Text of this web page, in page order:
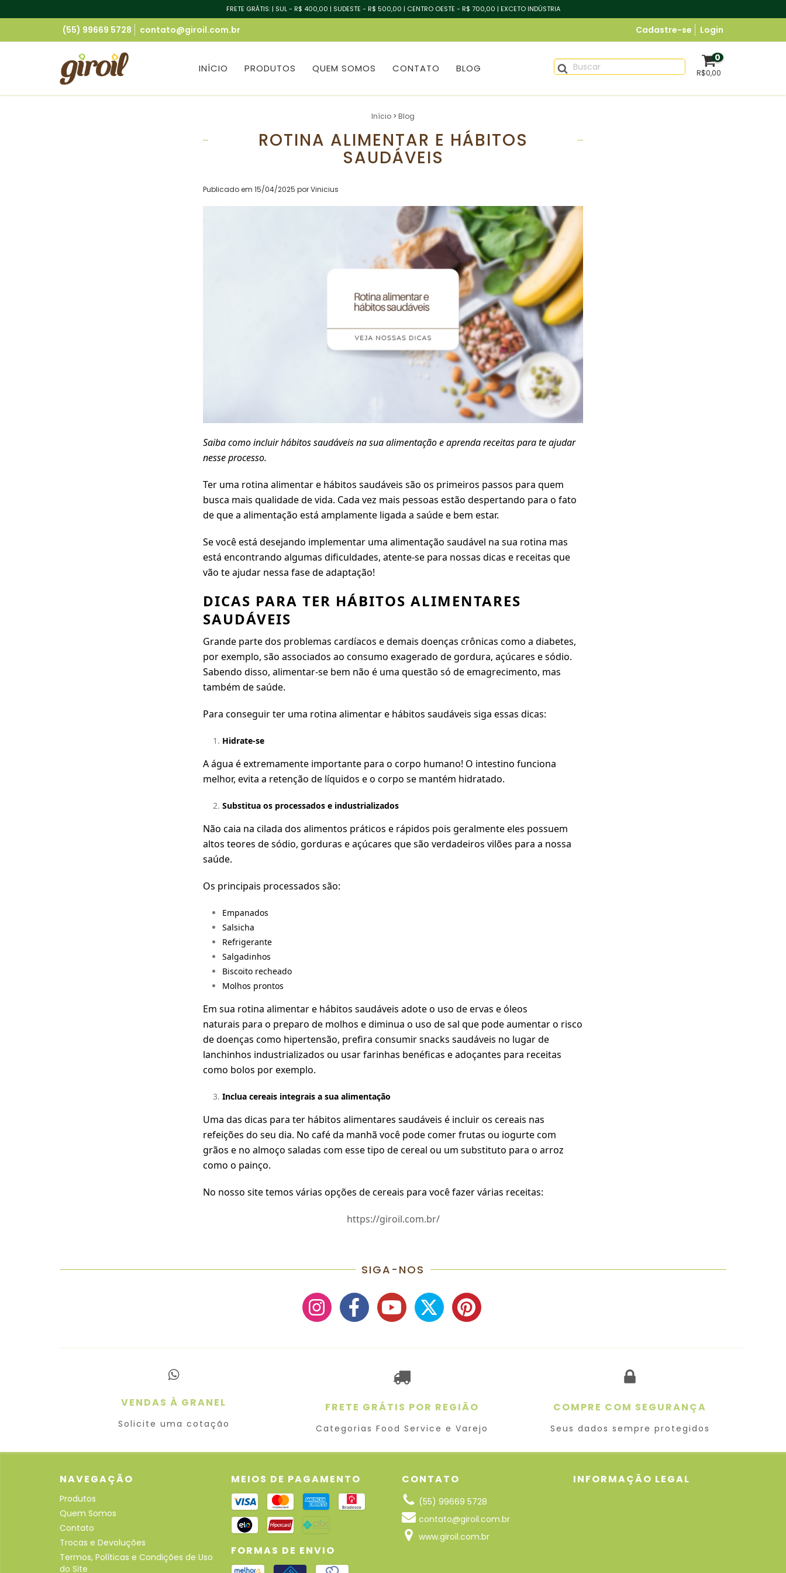
FRETE GRÁTIS: | SUL - R$ 400,00 | SUDESTE - R$ 500,00 | CENTRO OESTE - R$ 700,00 | EXCETO INDÚSTRIA
(55) 99669 5728 contato@giroil.com.br Cadastre-se Login
INÍCIO PRODUTOS QUEM SOMOS CONTATO BLOG
0
R$0,00
Início > Blog
ROTINA ALIMENTAR E HÁBITOS
SAUDÁVEIS
Publicado em 15/04/2025 por Vinicius
Saiba como incluir hábitos saudáveis na sua alimentação e aprenda receitas para te ajudar
nesse processo.
Ter uma rotina alimentar e hábitos saudáveis são os primeiros passos para quem
busca mais qualidade de vida. Cada vez mais pessoas estão despertando para o fato
de que a alimentação está amplamente ligada a saúde e bem estar.
Se você está desejando implementar uma alimentação saudável na sua rotina mas
está encontrando algumas dificuldades, atente-se para nossas dicas e receitas que
vão te ajudar nessa fase de adaptação!
DICAS PARA TER HÁBITOS ALIMENTARES
SAUDÁVEIS
Grande parte dos problemas cardíacos e demais doenças crônicas como a diabetes,
por exemplo, são associados ao consumo exagerado de gordura, açúcares e sódio.
Sabendo disso, alimentar-se bem não é uma questão só de emagrecimento, mas
também de saúde.
Para conseguir ter uma rotina alimentar e hábitos saudáveis siga essas dicas:
Hidrate-se
Aágua é extremamente importante para o corpo humano! O intestino funciona
melhor, evita a retenção de líquidos e o corpo se mantém hidratado.
Substitua os processados e industrializados
Não caia na cilada dos alimentos práticos e rápidos pois geralmente eles possuem
altos teores de sódio, gorduras e açúcares que são verdadeiros vilões para a nossa
saúde.
Os principais processados são:
Empanados
Salsicha
Refrigerante
Salgadinhos
Biscoito recheado
Molhos prontos
Em sua rotina alimentar e hábitos saudáveis adote o uso de ervas eóleos
naturais para o preparo de molhos e diminua o uso de sal que pode aumentar o risco
de doenças como hipertensão, prefira consumirsnacks saudáveis no lugar de
lanchinhos industrializados ou usarfarinhas benéficas eadoçantes para receitas
como bolos por exemplo.
Inclua cereais integrais a sua alimentação
Uma das dicas para ter hábitos alimentares saudáveis é incluir os cereais nas
refeições do seu dia. No café da manhã você pode comer frutas ou iogurte com
grãos e no almoço saladas com esse tipo de cereal ou um substituto para o arroz
como o painço.
No nosso site temos várias opções de cereais para você fazer várias receitas:
https://giroil.com.br/
SIGA-NOS
VENDAS À GRANEL
Solicite uma cotação
FRETE GRÁTIS POR REGIÃO
Categorias Food Service e Varejo
COMPRE COM SEGURANÇA
Seus dados sempre protegidos
NAVEGAÇÃO
Produtos
Quem Somos
Contato
Trocas e Devoluções
Termos, Políticas e Condições de Uso
do Site
MEIOS DE PAGAMENTO
FORMAS DE ENVIO
CONTATO
(55) 99669 5728
contato@giroil.com.br
www.giroil.com.br
INFORMAÇÃO LEGAL